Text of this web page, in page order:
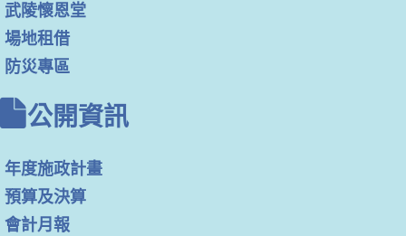
武陵懷恩堂
場地租借
防災專區
公開資訊
年度施政計畫
預算及決算
會計月報